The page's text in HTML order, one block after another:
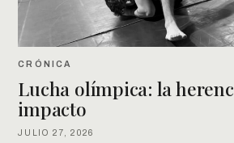
CRÓNICA
Lucha olímpica: la
impacto
JULIO 27, 2026